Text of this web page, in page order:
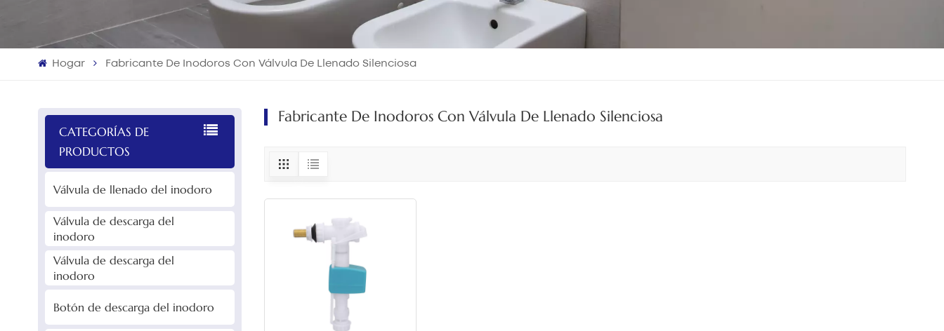
Hogar Fabricante De Inodoros Con Válvula De Llenado Silenciosa
CATEGORÍAS DE
PRODUCTOS
Válvula de llenado del inodoro
Válvula de descarga del
inodoro
Válvula de descarga del
inodoro
Botón de descarga del inodoro
Fabricante De Inodoros Con Válvula De Llenado Silenciosa